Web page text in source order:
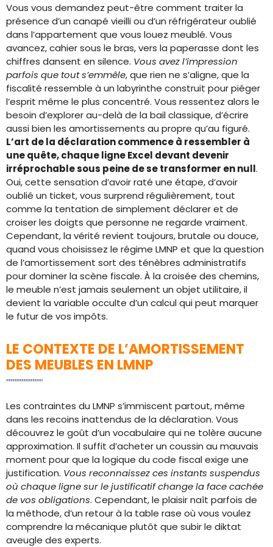
Vous vous demandez peut-être comment traiter la
présence d’un canapé vieilli ou d’un réfrigérateur oublié
dans l’appartement que vous louez meublé. Vous
avancez, cahier sous le bras, vers la paperasse dont les
chiffres dansent en silence. Vous avez l’impression
parfois que tout s’emmêle, que rien ne s’aligne, que la
fiscalité ressemble à un labyrinthe construit pour piéger
l’esprit même le plus concentré. Vous ressentez alors le
besoin d’explorer au-delà de la bail classique, d’écrire
aussi bien les amortissements au propre qu’au figuré.
L’art de la déclaration commence à ressembler à
une quête, chaque ligne Excel devant devenir
irréprochable sous peine de se transformer en null.
Oui, cette sensation d’avoir raté une étape, d’avoir
oublié un ticket, vous surprend régulièrement, tout
comme la tentation de simplement déclarer et de
croiser les doigts que personne ne regarde vraiment.
Cependant, la vérité revient toujours, brutale ou douce,
quand vous choisissez le régime LMNP et que la question
de l’amortissement sort des ténèbres administratifs
pour dominer la scène fiscale. À la croisée des chemins,
le meuble n’est jamais seulement un objet utilitaire, il
devient la variable occulte d’un calcul qui peut marquer
le futur de vos impôts.
LE CONTEXTE DE L’AMORTISSEMENT
DES MEUBLES EN LMNP
Les contraintes du LMNP s’immiscent partout, même
dans les recoins inattendus de la déclaration. Vous
découvrez le goût d’un vocabulaire qui ne tolère aucune
approximation. Il suffit d’acheter un coussin au mauvais
moment pour que la logique du code fiscal exige une
justification. Vous reconnaissez ces instants suspendus
où chaque ligne sur le justificatif change la face cachée
de vos obligations. Cependant, le plaisir naît parfois de
la méthode, d’un retour à la table rase où vous voulez
comprendre la mécanique plutôt que subir le diktat
aveugle des experts.